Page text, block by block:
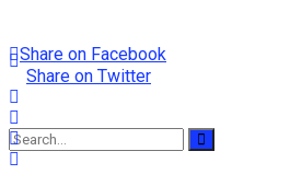
Share on Facebook
Share on Twitter